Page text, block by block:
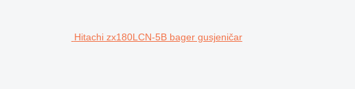
Hitachi zx180LCN-5B bager gusjeničar